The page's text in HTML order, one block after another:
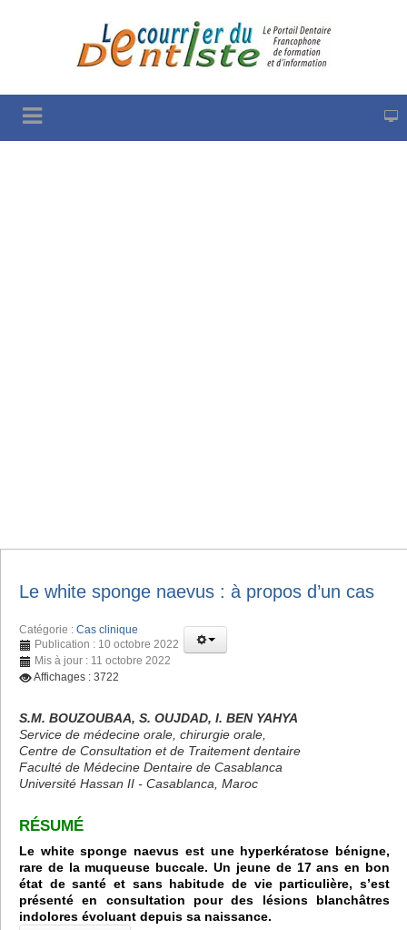
Le white sponge naevus : à propos d’un cas
Catégorie : Cas clinique
Publication : 10 octobre 2022
Mis à jour : 11 octobre 2022
Affichages : 3722
S.M. BOUZOUBAA, S. OUJDAD, I. BEN YAHYA
Service de médecine orale, chirurgie orale,
Centre de Consultation et de Traitement dentaire
Faculté de Médecine Dentaire de Casablanca
Université Hassan II - Casablanca, Maroc
RÉSUMÉ
Le white sponge naevus est une hyperkératose bénigne,
rare de la muqueuse buccale. Un jeune de 17 ans en bon
état de santé et sans habitude de vie particulière, s’est
présenté en consultation pour des lésions blanchâtres
indolores évoluant depuis sa naissance.